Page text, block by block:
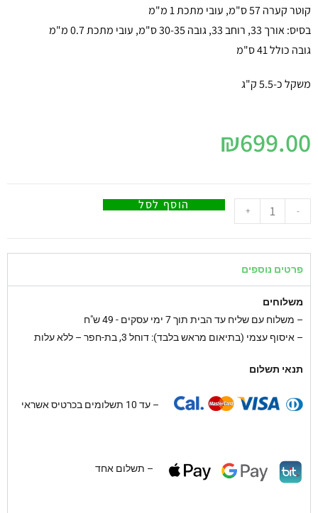
קוטר קערה 57 ס"מ, עובי מתכת 1 מ"מ
בסיס: אורך 33, רוחב 33, גובה 30-35 ס"מ, עובי מתכת 0.7 מ"מ
גובה כולל 41 ס"מ
משקל כ-5.5 ק"ג
₪699.00
-
+ הוסף לסל
פרטים נוספים
משלוחים
– משלוח עם שליח עד הבית תוך 7 ימי עסקים - 49 ש"ח
– איסוף עצמי (בתיאום מראש בלבד): דוחל 3, בת-חפר – ללא עלות
תנאי תשלום
– עד 10 תשלומים בכרטיס אשראי
– תשלום אחד